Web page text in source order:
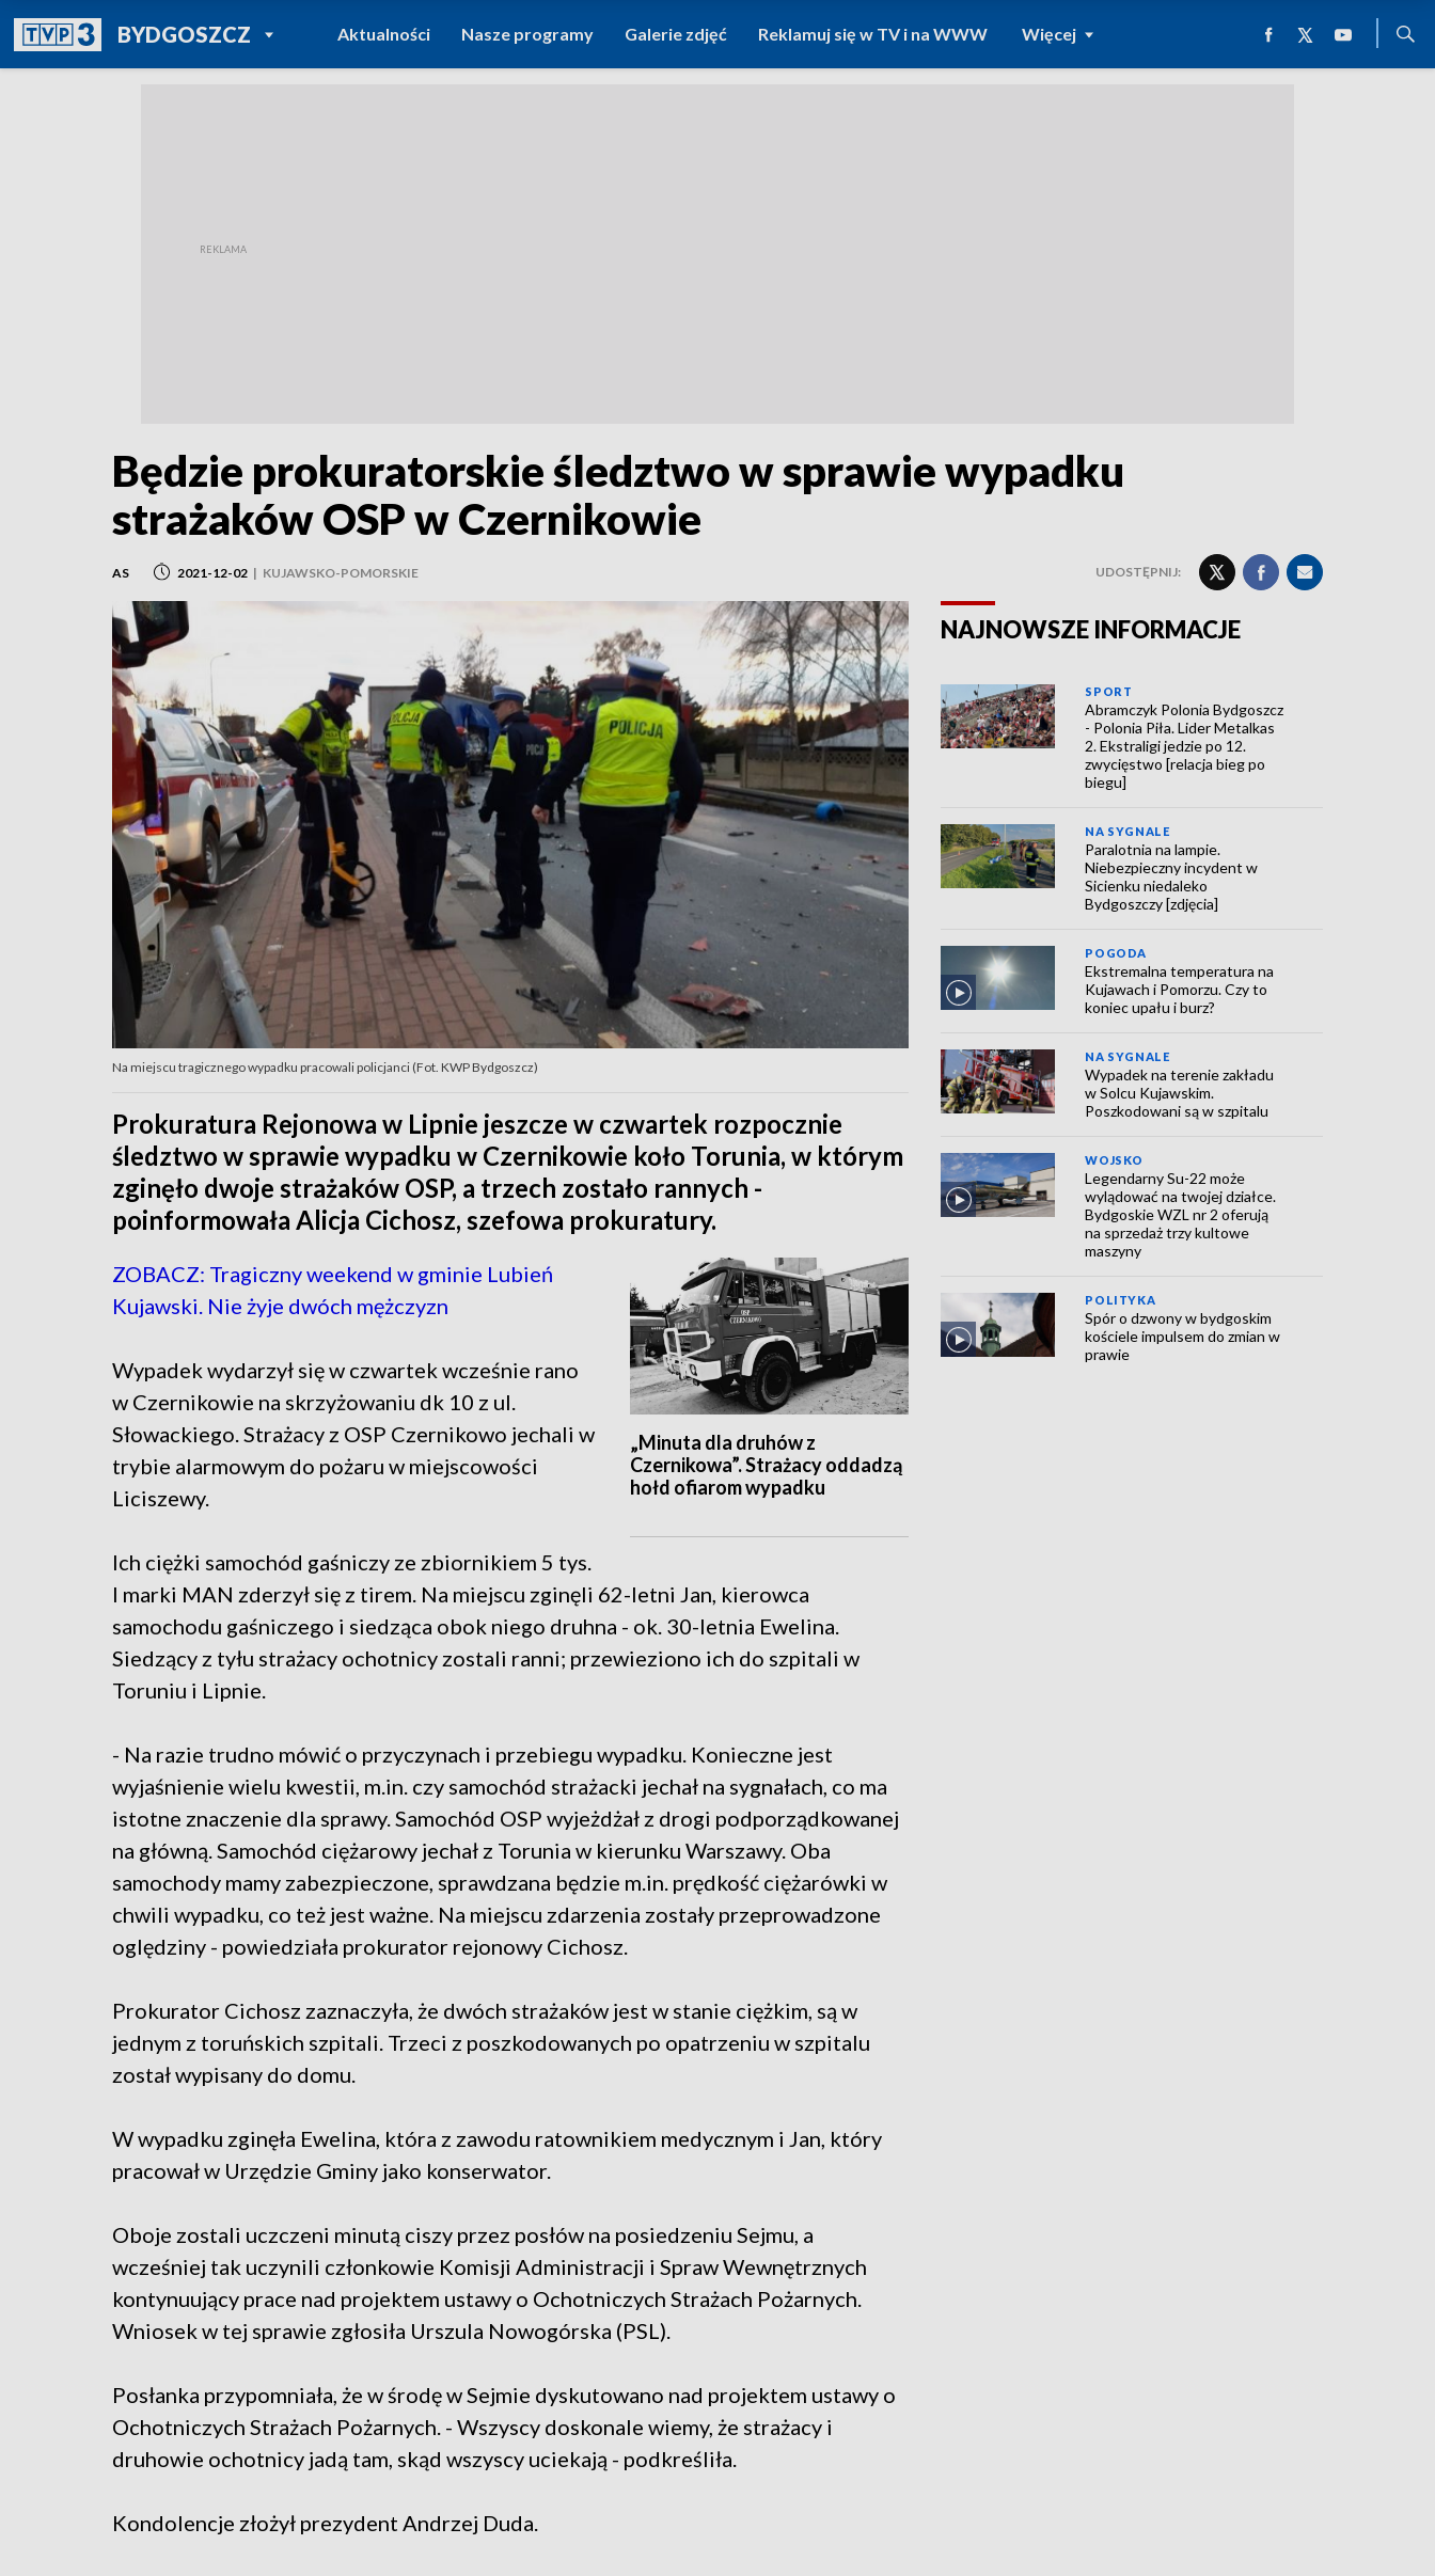
BYDGOSZCZPOWRÓT DO
TVP REGIONY
Aktualności Nasze programy Galerie zdjęć Reklamuj się w TV i na WWW Więcej
Będzie prokuratorskie śledztwo w sprawie wypadku
strażaków OSP w Czernikowie
AS 2021-12-02 | KUJAWSKO-POMORSKIE UDOSTĘPNIJ:
Na miejscu tragicznego wypadku pracowali policjanci (Fot. KWP Bydgoszcz)
Prokuratura Rejonowa w Lipnie jeszcze w czwartek rozpocznie
śledztwo w sprawie wypadku w Czernikowie koło Torunia, w którym
zginęło dwoje strażaków OSP, a trzech zostało rannych -
poinformowała Alicja Cichosz, szefowa prokuratury.
„Minuta dla druhów z
Czernikowa”. Strażacy oddadzą
hołd ofiarom wypadku
ZOBACZ: Tragiczny weekend w gminie Lubień
Kujawski. Nie żyje dwóch mężczyzn
Wypadek wydarzył się w czwartek wcześnie rano
w Czernikowie na skrzyżowaniu dk 10 z ul.
Słowackiego. Strażacy z OSP Czernikowo jechali w
trybie alarmowym do pożaru w miejscowości
Liciszewy.
Ich ciężki samochód gaśniczy ze zbiornikiem 5 tys.
l marki MAN zderzył się z tirem. Na miejscu zginęli 62-letni Jan, kierowca
samochodu gaśniczego i siedząca obok niego druhna - ok. 30-letnia Ewelina.
Siedzący z tyłu strażacy ochotnicy zostali ranni; przewieziono ich do szpitali w
Toruniu i Lipnie.
- Na razie trudno mówić o przyczynach i przebiegu wypadku. Konieczne jest
wyjaśnienie wielu kwestii, m.in. czy samochód strażacki jechał na sygnałach, co ma
istotne znaczenie dla sprawy. Samochód OSP wyjeżdżał z drogi podporządkowanej
na główną. Samochód ciężarowy jechał z Torunia w kierunku Warszawy. Oba
samochody mamy zabezpieczone, sprawdzana będzie m.in. prędkość ciężarówki w
chwili wypadku, co też jest ważne. Na miejscu zdarzenia zostały przeprowadzone
oględziny - powiedziała prokurator rejonowy Cichosz.
Prokurator Cichosz zaznaczyła, że dwóch strażaków jest w stanie ciężkim, są w
jednym z toruńskich szpitali. Trzeci z poszkodowanych po opatrzeniu w szpitalu
został wypisany do domu.
W wypadku zginęła Ewelina, która z zawodu ratownikiem medycznym i Jan, który
pracował w Urzędzie Gminy jako konserwator.
Oboje zostali uczczeni minutą ciszy przez posłów na posiedzeniu Sejmu, a
wcześniej tak uczynili członkowie Komisji Administracji i Spraw Wewnętrznych
kontynuujący prace nad projektem ustawy o Ochotniczych Strażach Pożarnych.
Wniosek w tej sprawie zgłosiła Urszula Nowogórska (PSL).
Posłanka przypomniała, że w środę w Sejmie dyskutowano nad projektem ustawy o
Ochotniczych Strażach Pożarnych. - Wszyscy doskonale wiemy, że strażacy i
druhowie ochotnicy jadą tam, skąd wszyscy uciekają - podkreśliła.
Kondolencje złożył prezydent Andrzej Duda.
NAJNOWSZE INFORMACJE
SPORT
Abramczyk Polonia Bydgoszcz
- Polonia Piła. Lider Metalkas
2. Ekstraligi jedzie po 12.
zwycięstwo [relacja bieg po
biegu]
NA SYGNALE
Paralotnia na lampie.
Niebezpieczny incydent w
Sicienku niedaleko
Bydgoszczy [zdjęcia]
POGODA
Ekstremalna temperatura na
Kujawach i Pomorzu. Czy to
koniec upału i burz?
NA SYGNALE
Wypadek na terenie zakładu
w Solcu Kujawskim.
Poszkodowani są w szpitalu
WOJSKO
Legendarny Su-22 może
wylądować na twojej działce.
Bydgoskie WZL nr 2 oferują
na sprzedaż trzy kultowe
maszyny
POLITYKA
Spór o dzwony w bydgoskim
kościele impulsem do zmian w
prawie